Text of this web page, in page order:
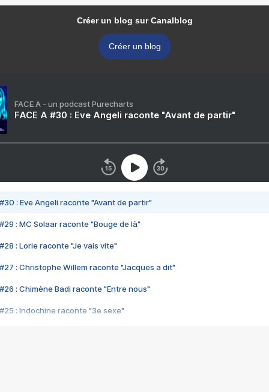
Créer un blog sur Canalblog
Créer un blog
FACE A - un podcast Purecharts
FACE A #30 : Eve Angeli raconte "Avant de partir"
#30 : Eve Angeli raconte "Avant de partir"
#29 : MC Solaar raconte "Bouge de là"
#28 : Lorie raconte "Je vais vite"
#27 : Christophe Willem raconte "Jacques a dit"
#26 : Chimène Badi raconte "Entre nous"
#25 : Indochine raconte "3e sexe"